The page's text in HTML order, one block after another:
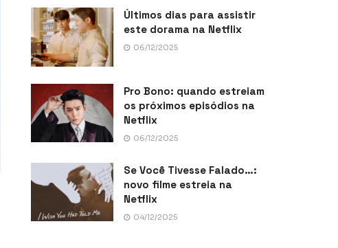
Últimos dias para assistir
este dorama na Netflix
06/12/2025
Pro Bono: quando estreiam
os próximos episódios na
Netflix
06/12/2025
Se Você Tivesse Falado…:
novo filme estreia na
Netflix
04/12/2025